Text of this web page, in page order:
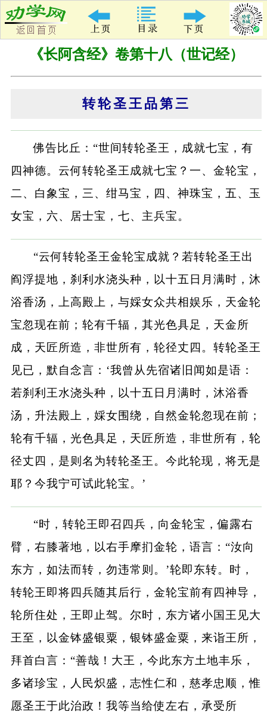
《长阿含经》卷第十八（世记经）
转轮圣王品第三
佛告比丘：“世间转轮圣王，成就七宝，有
四神德。云何转轮圣王成就七宝？一、金轮宝，
二、白象宝，三、绀马宝，四、神珠宝，五、玉
女宝，六、居士宝，七、主兵宝。
“云何转轮圣王金轮宝成就？若转轮圣王出
阎浮提地，刹利水浇头种，以十五日月满时，沐
浴香汤，上高殿上，与婇女众共相娱乐，天金轮
宝忽现在前；轮有千辐，其光色具足，天金所
成，天匠所造，非世所有，轮径丈四。转轮圣王
见已，默自念言：‘我曾从先宿诸旧闻如是语：
若刹利王水浇头种，以十五日月满时，沐浴香
汤，升法殿上，婇女围绕，自然金轮忽现在前；
轮有千辐，光色具足，天匠所造，非世所有，轮
径丈四，是则名为转轮圣王。今此轮现，将无是
耶？今我宁可试此轮宝。’
“时，转轮王即召四兵，向金轮宝，偏露右
臂，右膝著地，以右手摩扪金轮，语言：“汝向
东方，如法而转，勿违常则。’轮即东转。时，
转轮王即将四兵随其后行，金轮宝前有四神导，
轮所住处，王即止驾。尔时，东方诸小国王见大
王至，以金钵盛银粟，银钵盛金粟，来诣王所，
拜首白言：“善哉！大王，今此东方土地丰乐，
多诸珍宝，人民炽盛，志性仁和，慈孝忠顺，惟
愿圣王于此治政！我等当给使左右，承受所